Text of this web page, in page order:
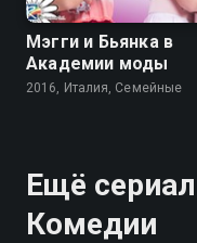
Мэгги и Бьянка в
Академии моды
2016, Италия, Семейные
Ещё
Комедии